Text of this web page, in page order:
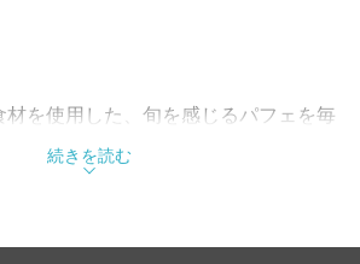
を使用した、旬を感じるパフェを毎
なパフェを提供します。
や食感を丁寧に重ね合わせ
続きを読む